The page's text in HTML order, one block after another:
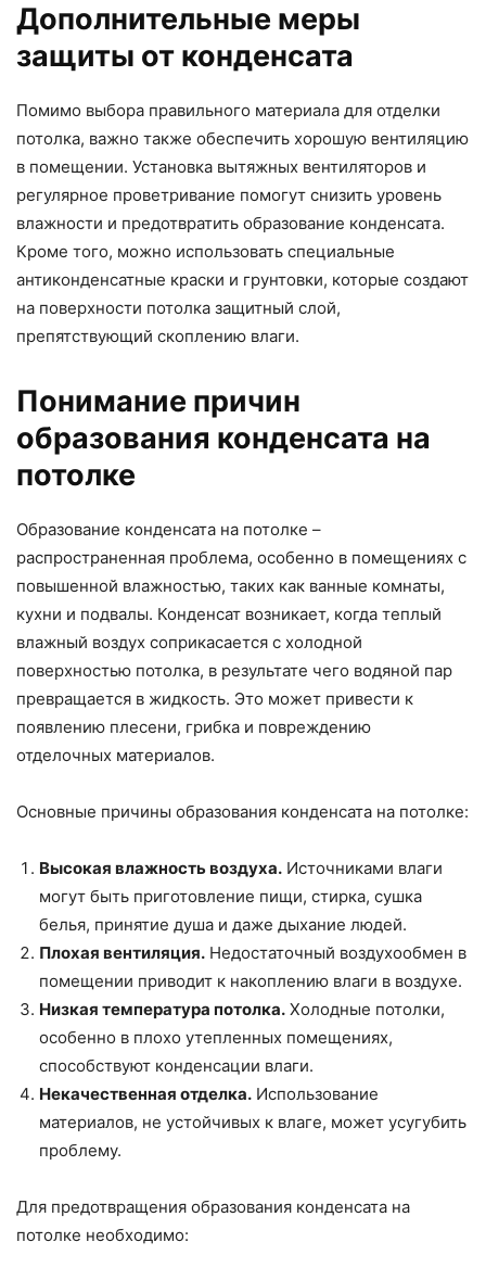
Дополнительные меры
защиты от конденсата
Помимо выбора правильного материала для отделки
потолка, важно также обеспечить хорошую вентиляцию
в помещении. Установка вытяжных вентиляторов и
регулярное проветривание помогут снизить уровень
влажности и предотвратить образование конденсата.
Кроме того, можно использовать специальные
антиконденсатные краски и грунтовки, которые создают
на поверхности потолка защитный слой,
препятствующий скоплению влаги.
Понимание причин
образования конденсата на
потолке
Образование конденсата на потолке –
распространенная проблема, особенно в помещениях с
повышенной влажностью, таких как ванные комнаты,
кухни и подвалы. Конденсат возникает, когда теплый
влажный воздух соприкасается с холодной
поверхностью потолка, в результате чего водяной пар
превращается в жидкость. Это может привести к
появлению плесени, грибка и повреждению
отделочных материалов.
Основные причины образования конденсата на потолке:
Высокая влажность воздуха. Источниками влаги
могут быть приготовление пищи, стирка, сушка
белья, принятие душа и даже дыхание людей.
Плохая вентиляция. Недостаточный воздухообмен в
помещении приводит к накоплению влаги в воздухе.
Низкая температура потолка. Холодные потолки,
особенно в плохо утепленных помещениях,
способствуют конденсации влаги.
Некачественная отделка. Использование
материалов, не устойчивых к влаге, может усугубить
проблему.
Для предотвращения образования конденсата на
потолке необходимо: